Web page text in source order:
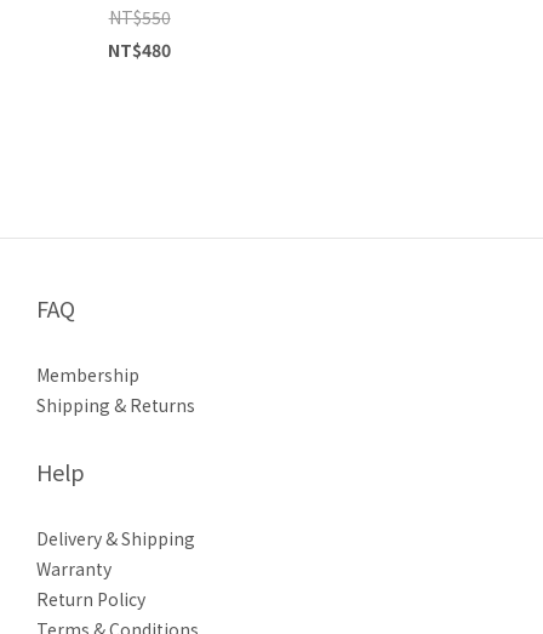
NT$550
NT$480
FAQ
Membership
Shipping & Returns
Help
Delivery & Shipping
Warranty
Return Policy